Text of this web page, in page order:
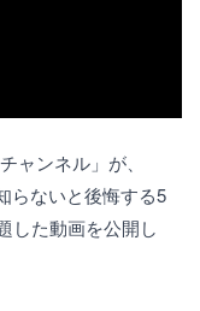
ャンネル」が、
らないと後悔する5
した動画を公開し